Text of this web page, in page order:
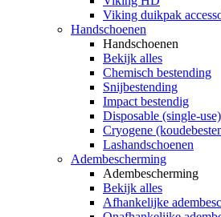
Viking duikpak
Handschoenen
Handschoenen
Bekijk alles
Chemisch bestending
Snijbestending
Impact bestendig
Disposable (single-use)
Cryogene
Lashandschoenen
Adembescherming
Adembescherming
Bekijk alles
Afhankelijke